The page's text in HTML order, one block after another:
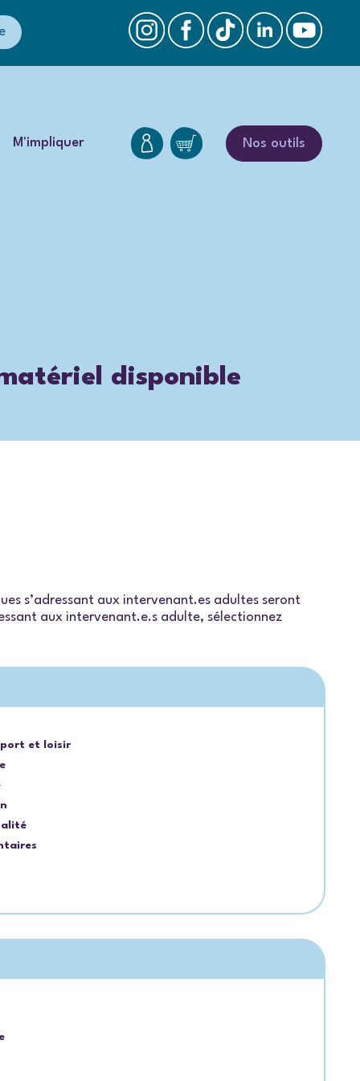
M'impliquer Nos outils
disponible
s’adressant aux intervenant.es adultes seront
aux intervenant.e.s adulte, sélectionnez
et loisir